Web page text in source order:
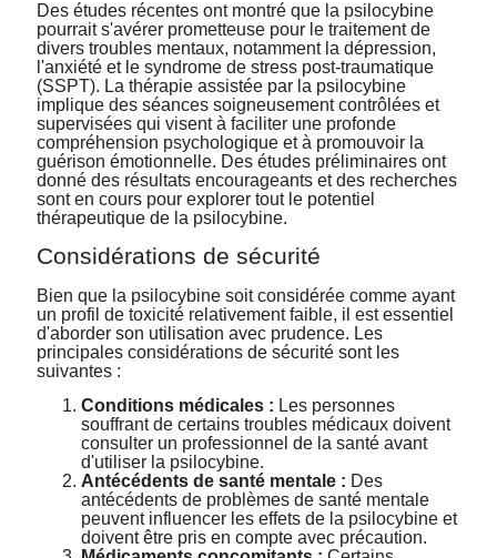
Des études récentes ont montré que la psilocybine
pourrait s'avérer prometteuse pour le traitement de
divers troubles mentaux, notamment la dépression,
l'anxiété et le syndrome de stress post-traumatique
(SSPT). La thérapie assistée par la psilocybine
implique des séances soigneusement contrôlées et
supervisées qui visent à faciliter une profonde
compréhension psychologique et à promouvoir la
guérison émotionnelle. Des études préliminaires ont
donné des résultats encourageants et des recherches
sont en cours pour explorer tout le potentiel
thérapeutique de la psilocybine.
Considérations de sécurité
Bien que la psilocybine soit considérée comme ayant
un profil de toxicité relativement faible, il est essentiel
d'aborder son utilisation avec prudence. Les
principales considérations de sécurité sont les
suivantes :
Conditions médicales : Les personnes
souffrant de certains troubles médicaux doivent
consulter un professionnel de la santé avant
d'utiliser la psilocybine.
Antécédents de santé mentale : Des
antécédents de problèmes de santé mentale
peuvent influencer les effets de la psilocybine et
doivent être pris en compte avec précaution.